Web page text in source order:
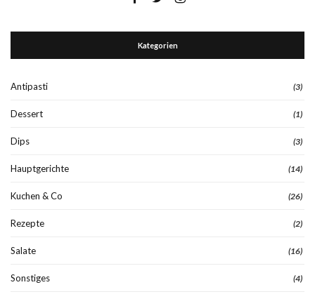
Kategorien
Antipasti (3)
Dessert (1)
Dips (3)
Hauptgerichte (14)
Kuchen & Co (26)
Rezepte (2)
Salate (16)
Sonstiges (4)